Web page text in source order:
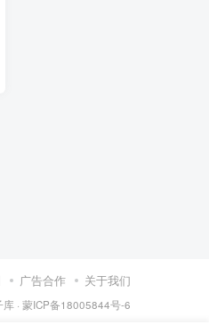
广告合作 关于我们
库 · 蒙ICP备18005844号-6